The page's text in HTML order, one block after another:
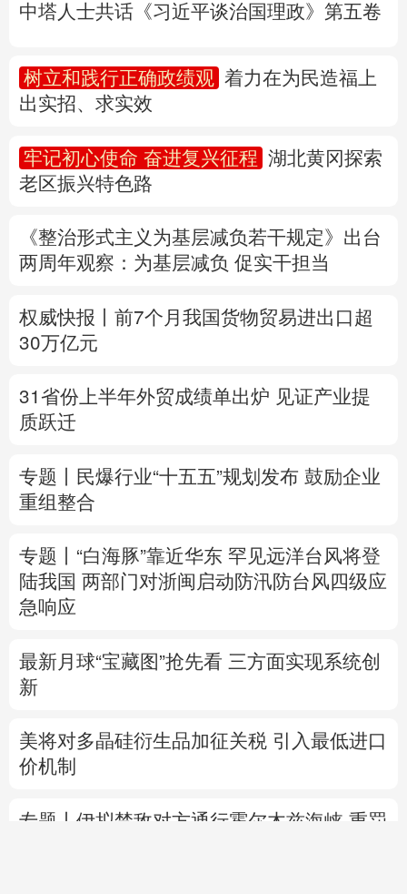
多语种频道
English Español Français عربى
Deutsch Português
中塔人士共话《习近平谈治国理政》第五卷
树立和践行正确政绩观
着力在为民造福上
出实招、求实效
牢记初心使命 奋进复兴征程 湖北黄冈探索
老区振兴特色路
《整治形式主义为基层减负若干规定》出台
两周年观察 ：为基层减负 促实干担当
权威快报丨前7个月我国货物贸易进出口超
30万亿元
31省份上半年外贸成绩单出炉 见证产业提
质跃迁
专题丨
民爆行业“十五五”规划发布 鼓励企业
重组整合
专题丨 “白海豚”靠近华东 罕见远洋台风将登
陆我国 两部门对浙闽启动防汛防台风四级应
急响应
最新月球“宝藏图”抢先看 三方面实现系统创
新
美将对多晶硅衍生品加征关税 引入最低进口
价机制
专题丨 伊拟禁敌对方通行霍尔木兹海峡 重罚